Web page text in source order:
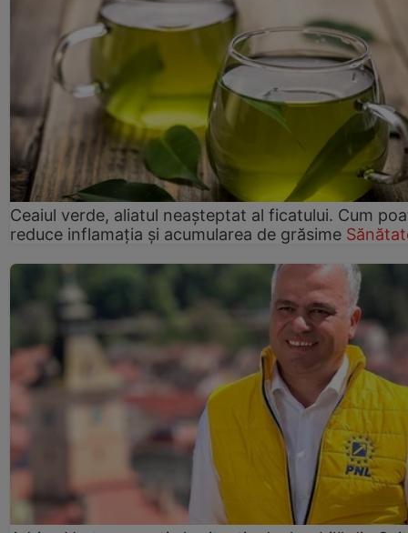
Ceaiul verde, aliatul neașteptat al ficatului. Cum
reduce inflamația și acumularea de grăsime